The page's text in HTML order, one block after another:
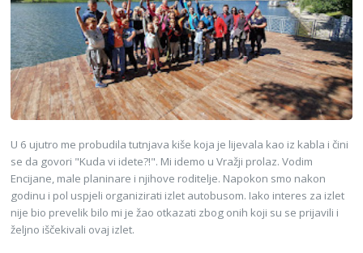
U 6 ujutro me probudila tutnjava kiše koja je lijevala kao iz kabla i čini
se da govori "Kuda vi idete?!". Mi idemo u Vražji prolaz. Vodim
Encijane, male planinare i njihove roditelje. Napokon smo nakon
godinu i pol uspjeli organizirati izlet autobusom. Iako interes za izlet
nije bio prevelik bilo mi je žao otkazati zbog onih koji su se prijavili i
željno iščekivali ovaj izlet.